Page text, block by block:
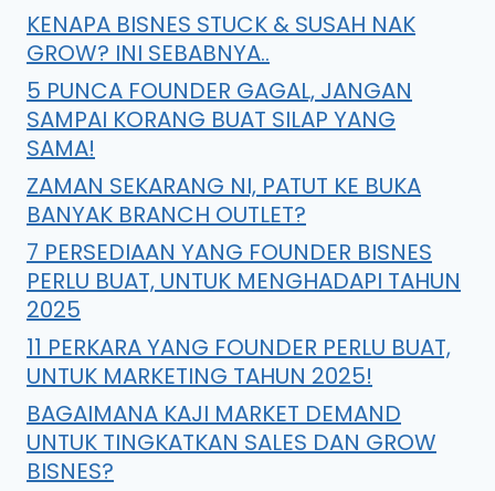
KENAPA BISNES STUCK & SUSAH NAK
GROW? INI SEBABNYA..
5 PUNCA FOUNDER GAGAL, JANGAN
SAMPAI KORANG BUAT SILAP YANG
SAMA!
ZAMAN SEKARANG NI, PATUT KE BUKA
BANYAK BRANCH OUTLET?
7 PERSEDIAAN YANG FOUNDER BISNES
PERLU BUAT, UNTUK MENGHADAPI TAHUN
2025
11 PERKARA YANG FOUNDER PERLU BUAT,
UNTUK MARKETING TAHUN 2025!
BAGAIMANA KAJI MARKET DEMAND
UNTUK TINGKATKAN SALES DAN GROW
BISNES?